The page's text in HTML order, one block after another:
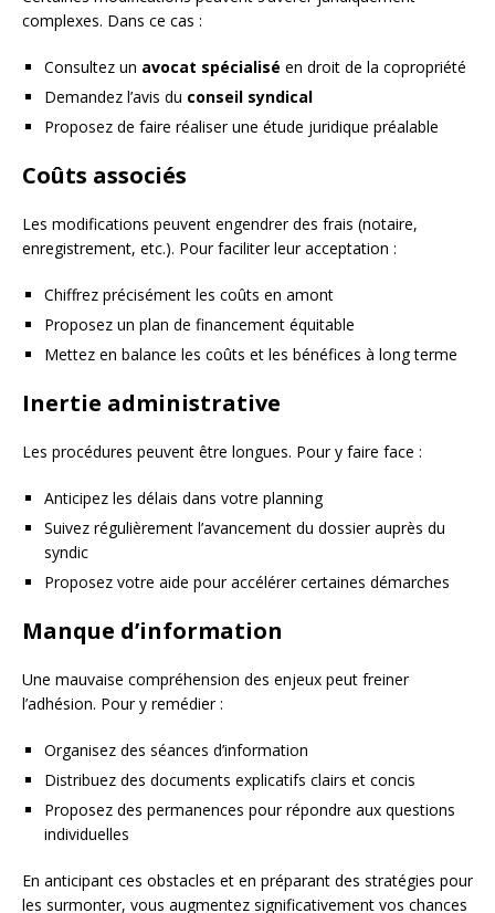
complexes. Dans ce cas :
Consultez un avocat spécialisé en droit de la copropriété
Demandez l’avis du conseil syndical
Proposez de faire réaliser une étude juridique préalable
Coûts associés
Les modifications peuvent engendrer des frais (notaire,
enregistrement, etc.). Pour faciliter leur acceptation :
Chiffrez précisément les coûts en amont
Proposez un plan de financement équitable
Mettez en balance les coûts et les bénéfices à long terme
Inertie administrative
Les procédures peuvent être longues. Pour y faire face :
Anticipez les délais dans votre planning
Suivez régulièrement l’avancement du dossier auprès du
syndic
Proposez votre aide pour accélérer certaines démarches
Manque d’information
Une mauvaise compréhension des enjeux peut freiner
l’adhésion. Pour y remédier :
Organisez des séances d’information
Distribuez des documents explicatifs clairs et concis
Proposez des permanences pour répondre aux questions
individuelles
En anticipant ces obstacles et en préparant des stratégies pour
les surmonter, vous augmentez significativement vos chances